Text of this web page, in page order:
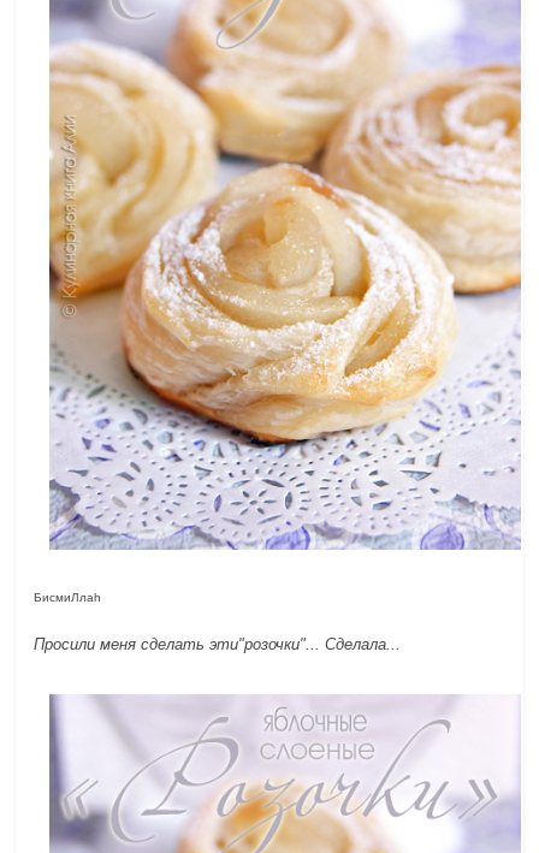
БисмиЛлаh
Просили меня сделать эти"розочки"... Сделала...